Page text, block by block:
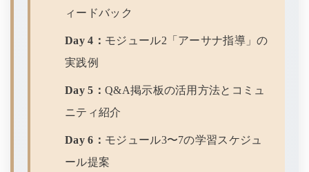
ィードバック
Day 4： モジュール2「アーサナ指導」の
実践例
Day 5： Q&A掲示板の活用方法とコミュ
ニティ紹介
Day 6： モジュール3〜7の学習スケジュ
ール提案